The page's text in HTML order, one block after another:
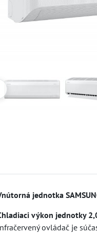
jednotka
výkon jednotky
ovládač je